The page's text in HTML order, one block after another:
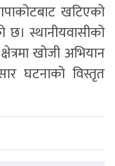
खटिएको
छ। स्थानीयवासीको
खोजी अभियान
घटनाको विस्तृत